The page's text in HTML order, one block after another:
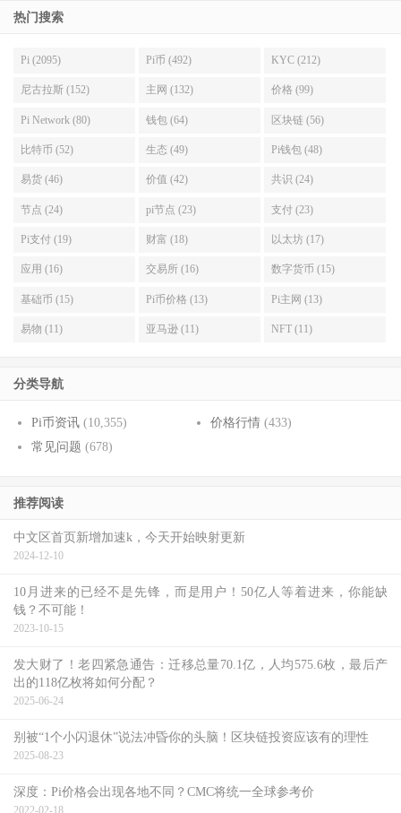
热门搜索
Pi (2095) Pi币 (492) KYC (212)
尼古拉斯 (152) 主网 (132) 价格 (99)
Pi Network (80) 钱包 (64) 区块链 (56)
比特币 (52) 生态 (49) Pi钱包 (48)
易货 (46) 价值 (42) 共识 (24)
节点 (24) pi节点 (23) 支付 (23)
Pi支付 (19) 财富 (18) 以太坊 (17)
应用 (16) 交易所 (16) 数字货币 (15)
基础币 (15) Pi币价格 (13) Pi主网 (13)
易物 (11) 亚马逊 (11) NFT (11)
分类导航
Pi币资讯 (10,355) 价格行情(433)
常见问题 (678)
推荐阅读
中文区首页新增加速k，今天开始映射更新
2024-12-10
10月进来的已经不是先锋，而是用户！50亿人等着进来，你能缺
钱？不可能！
2023-10-15
发大财了！老四紧急通告：迁移总量70.1亿，人均575.6枚，最后产
出的118亿枚将如何分配？
2025-06-24
别被“1个小闪退休”说法冲昏你的头脑！区块链投资应该有的理性
2025-08-23
深度：Pi价格会出现各地不同？CMC将统一全球参考价